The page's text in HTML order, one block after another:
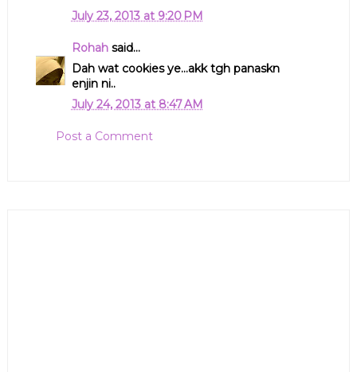
July 23, 2013 at 9:20 PM
Rohahsaid...
Dah wat cookies ye...akk tgh panaskn
enjin ni..
July 24, 2013 at 8:47 AM
Post a Comment